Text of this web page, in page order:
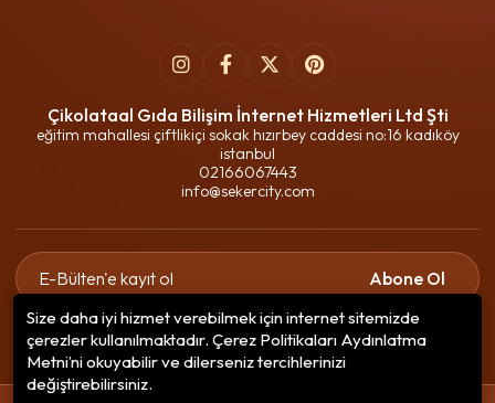
Çikolataal Gıda Bilişim İnternet Hizmetleri Ltd Şti
eğitim mahallesi çiftlikiçi sokak hızırbey caddesi no:16 kadıköy
istanbul
02166067443
info@sekercity.com
Abone Ol
Gizlilik politikasınıokudum ve elektronik posta almayı kabul
ediyorum.
Size daha iyi hizmet verebilmek için internet sitemizde
çerezler kullanılmaktadır. Çerez Politikaları Aydınlatma
Metni’ni okuyabilir ve dilerseniz tercihlerinizi
değiştirebilirsiniz.